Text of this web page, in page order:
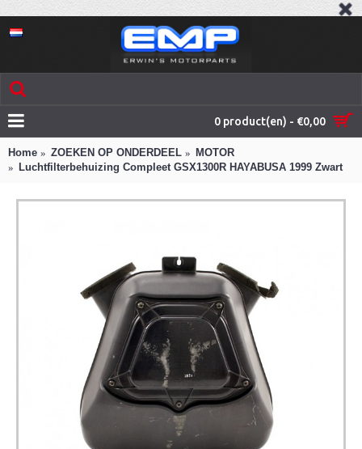
0 product(en) - €0,00
Home ZOEKEN OP ONDERDEEL
MOTOR
Luchtfilterbehuizing Compleet GSX1300R HAYABUSA 1999 Zwart